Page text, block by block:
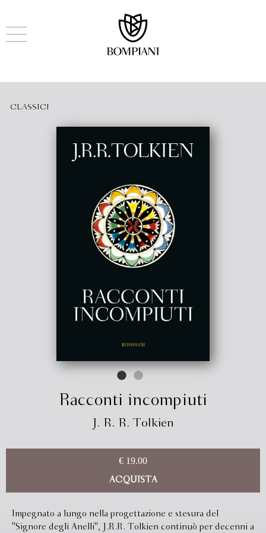
CLASSICI
Racconti incompiuti
J. R. R. Tolkien
€ 19.00
ACQUISTA
Impegnato a lungo nella progettazione e stesura del
''Signore degli Anelli'', J.R.R. Tolkien continuò per decenni a